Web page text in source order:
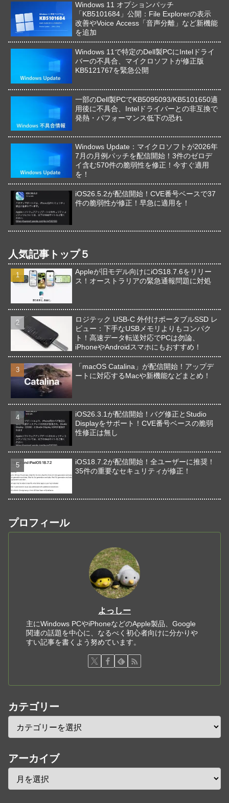
Windows 11 オプションパッチ
「KB5101684」公開：File Explorerの表示
改善やVoice Access「音声分離」など新機能
を追加
Windows 11で特定のDell製PCにIntelドライ
バーの不具合、マイクロソフトが修正版
KB5121767を緊急公開
一部のDell製PCでKB5095093/KB5101650適
用後に不具合、Intelドライバーとの非互換で
発熱・パフォーマンス低下の恐れ
Windows Update：マイクロソフトが2026年
7月の月例パッチを配信開始！3件のゼロデ
イ含む570件の脆弱性を修正！今すぐ適用
を！
iOS26.5.2が配信開始！CVE番号ベースで37
件の脆弱性が修正！早急に適用を！
人気記事トップ５
Appleが旧モデル向けにiOS18.7.6をリリー
ス！オーストラリアの緊急通報問題に対処
ロジテック USB-C 外付けポータブルSSD レ
ビュー：下手なUSBメモリよりもコンパク
ト！高速データ転送対応でPCは勿論、
iPhoneやAndroidスマホにもおすすめ！
「macOS Catalina」が配信開始！アップデ
ートに対応するMacや新機能などまとめ！
iOS26.3.1が配信開始！バグ修正とStudio
Displayをサポート！CVE番号ベースの脆弱
性修正は無し
iOS18.7.2が配信開始！全ユーザーに推奨！
35件の重要なセキュリティが修正！
プロフィール
よっしー
主にWindows PCやiPhoneなどのApple製品、Google
関連の話題を中心に、なるべく初心者向けに分かりや
すい記事を書くよう努めています。
カテゴリー
アーカイブ